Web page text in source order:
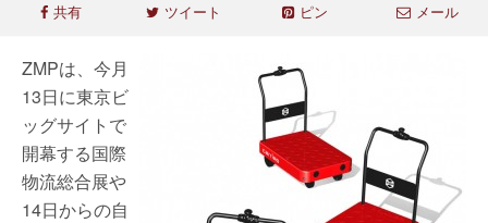
共有 ツイート ピン メール
ZMPは、今月
13日に東京ビ
ッグサイトで
開幕する国際
物流総合展や
14日からの自